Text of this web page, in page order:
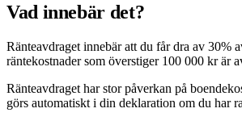
Vad innebär det?
Ränteavdraget innebär att du får dra av 30%
räntekostnader som överstiger 100 000 kr är
Ränteavdraget har stor påverkan på
görs automatiskt i din deklaration om du har